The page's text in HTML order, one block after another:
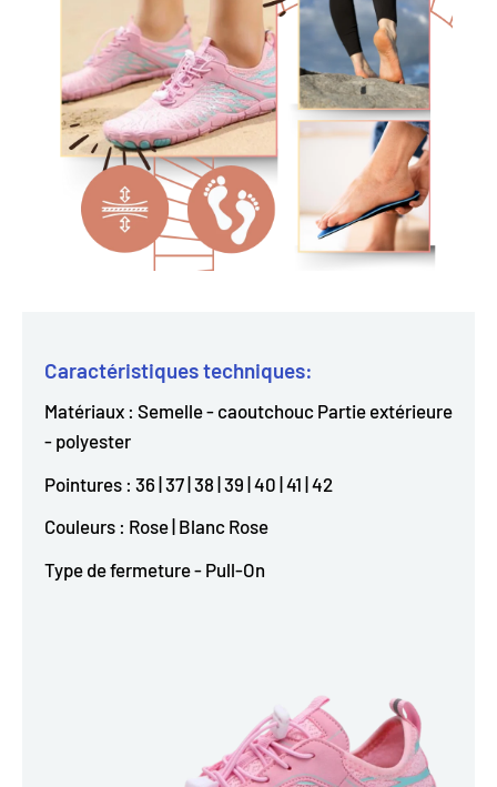
Caractéristiques techniques:
Matériaux : Semelle - caoutchouc Partie extérieure
- polyester
Pointures : 36 | 37 | 38 | 39 | 40 | 41 | 42
Couleurs : Rose | Blanc Rose
Type de fermeture - Pull-On